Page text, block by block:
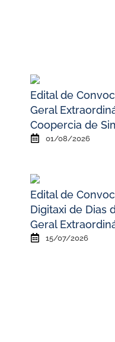
Edital de
Geral
Coopercia de
01/08/2026
Edital de
Digitaxi de Dias
Geral
15/07/2026